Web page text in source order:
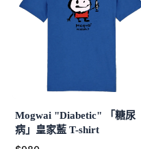
Mogwai "Diabetic" 「糖尿
病」皇家藍 T-shirt